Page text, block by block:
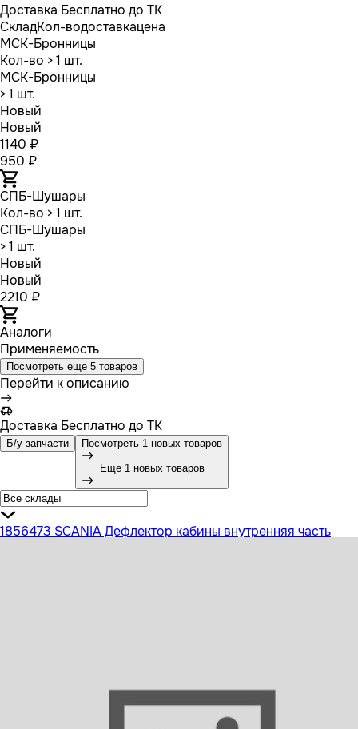
Доставка Бесплатно до ТК
СкладКол-водоставкацена
МСК-Бронницы
Кол-во > 1 шт.
МСК-Бронницы
> 1 шт.
Новый
Новый
1140 ₽
950 ₽
СПБ-Шушары
Кол-во > 1 шт.
СПБ-Шушары
> 1 шт.
Новый
Новый
2210 ₽
Аналоги
Применяемость
Посмотреть еще 5 товаров
Перейти к описанию
Доставка Бесплатно до ТК
Б/у запчасти Посмотреть 1 новых товаров
Еще 1 новых товаров
1856473 SCANIA Дефлектор кабины внутренняя часть